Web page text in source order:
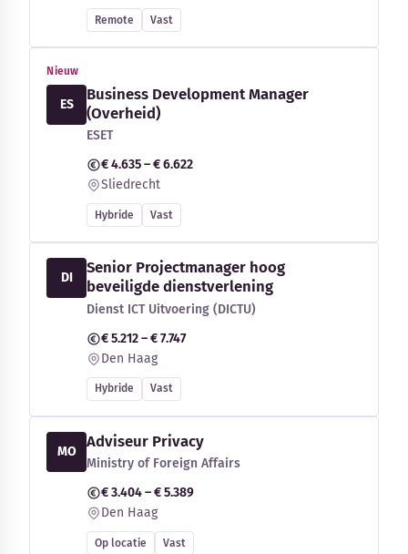
Remote Vast
Nieuw
ES
Business Development Manager
(Overheid)
ESET
€ 4.635 – € 6.622
Sliedrecht
Hybride Vast
DI
Senior Projectmanager hoog
beveiligde dienstverlening
Dienst ICT Uitvoering (DICTU)
€ 5.212 – € 7.747
Den Haag
Hybride Vast
MO
Adviseur Privacy
Ministry of Foreign Affairs
€ 3.404 – € 5.389
Den Haag
Op locatie Vast